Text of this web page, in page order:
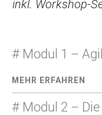
inkl. Workshop-
# Modul 1 –
MEHR ERFAHREN
# Modul 2 – Die